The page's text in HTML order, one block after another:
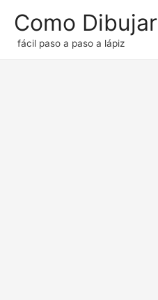
Como Dibujar
fácil paso a paso a lápiz